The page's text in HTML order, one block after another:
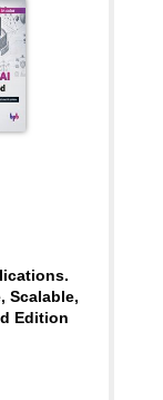
Scalable,
Edition